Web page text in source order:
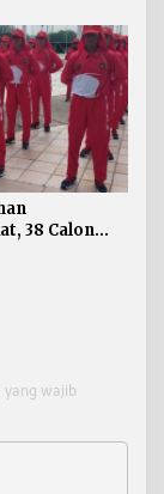
38 Calon
yang wajib